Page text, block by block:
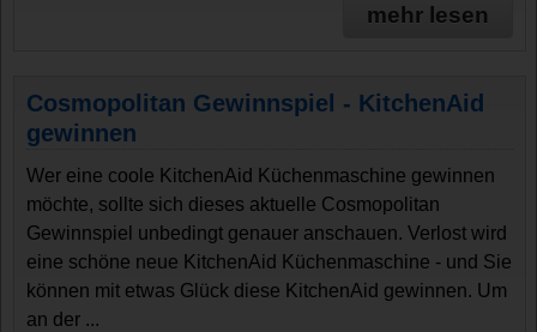
mehr lesen
Cosmopolitan Gewinnspiel - KitchenAid
gewinnen
Wer eine coole KitchenAid Küchenmaschine gewinnen
möchte, sollte sich dieses aktuelle Cosmopolitan
Gewinnspiel unbedingt genauer anschauen. Verlost wird
eine schöne neue KitchenAid Küchenmaschine - und Sie
können mit etwas Glück diese KitchenAid gewinnen. Um
an der ...